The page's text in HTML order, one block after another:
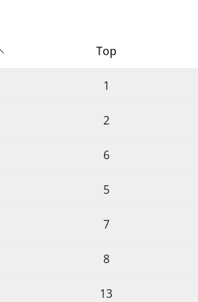
Top
1
2
6
5
7
8
13